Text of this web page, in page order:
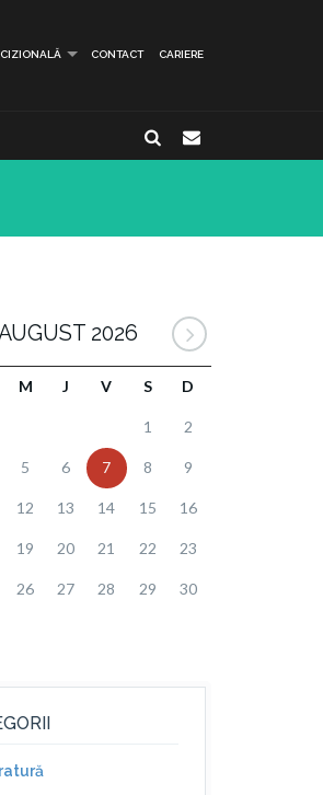
CONTACT CARIERE
2026
M J V S D
1 2
5 6 7 8 9
12 13 14 15 16
19 20 21 22 23
26 27 28 29 30